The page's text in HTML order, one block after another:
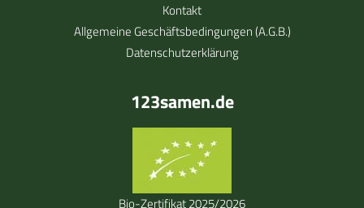
Kontakt
Allgemeine Geschäftsbedingungen (A.G.B.)
Datenschutzerklärung
123samen.de
Bio-Zertifikat 2025/2026